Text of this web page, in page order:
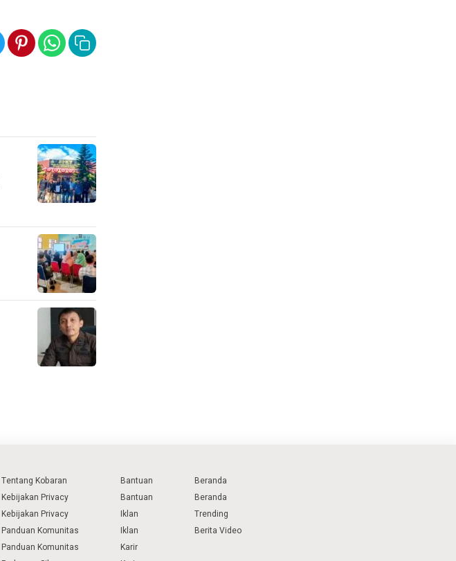
Tentang Kobaran
Kebijakan Privacy
Kebijakan Privacy
Panduan Komunitas
Panduan Komunitas
Bantuan
Bantuan
Iklan
Iklan
Karir
Beranda
Beranda
Trending
Berita Video